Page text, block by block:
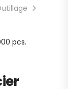
pcs.